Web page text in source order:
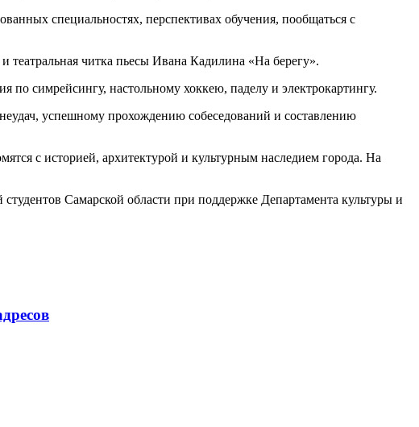
специальностях, перспективах обучения, пообщаться с
читка пьесы Ивана Кадилина «На берегу».
симрейсингу, настольному хоккею, паделу и электрокартингу.
успешному прохождению собеседований и составлению
с историей, архитектурой и культурным наследием города. На
Самарской области при поддержке Департамента культуры и